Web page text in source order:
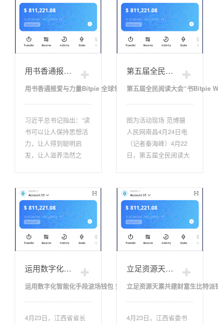
用书香通报爱与力量Bitpie 全球领先多链钱
用书香通报爱与力量Bitpie 全球领先多链钱
习近平总书记指出：“读
书可以让人保持思想活
力，让人得到聪明启
发，让人滋养浩然之
第五届全民阅读大会“书Bitpie Wallet香铁路
第五届全民阅读大会“书Bitpie
图为活动现场 范博摄
人民网南昌4月24日电
（记者秦海峰）4月22
日，第五届全民阅读大
运用数字化智能化手段波场钱包 完善现代
运用数字化智能化手段波场钱包 完善现代
4月23日，江西省省长
立足资源天禀共建财富生比特派钱包态
立足资源天禀共建财富生比特派
4月23日，江西省委书